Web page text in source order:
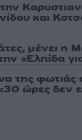
και
μένει η
«Ελπίδα
της φωτιάς
ώρες δεν